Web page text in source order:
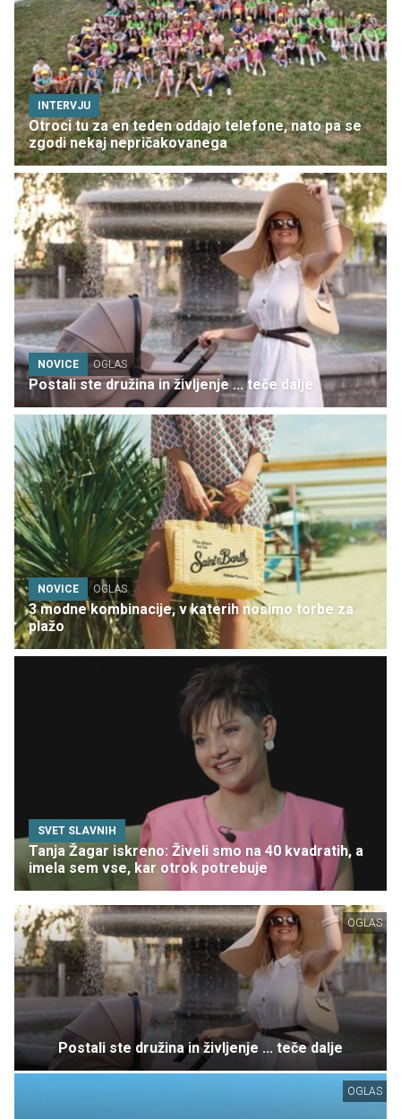
INTERVJU
Otroci tu za en teden oddajo telefone, nato pa se
zgodi nekaj nepričakovanega
NOVICE OGLAS
Postali ste družina in življenje ... teče dalje
NOVICE OGLAS
3 modne kombinacije, v katerih nosimo torbe za
plažo
SVET SLAVNIH
Tanja Žagar iskreno: Živeli smo na 40 kvadratih, a
imela sem vse, kar otrok potrebuje
OGLAS
Postali ste družina in življenje ... teče dalje
OGLAS